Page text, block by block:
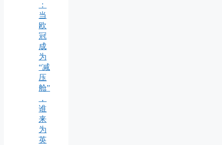
：
当
欧
冠
成
为
“减
压
舱”
，
谁
来
为
英